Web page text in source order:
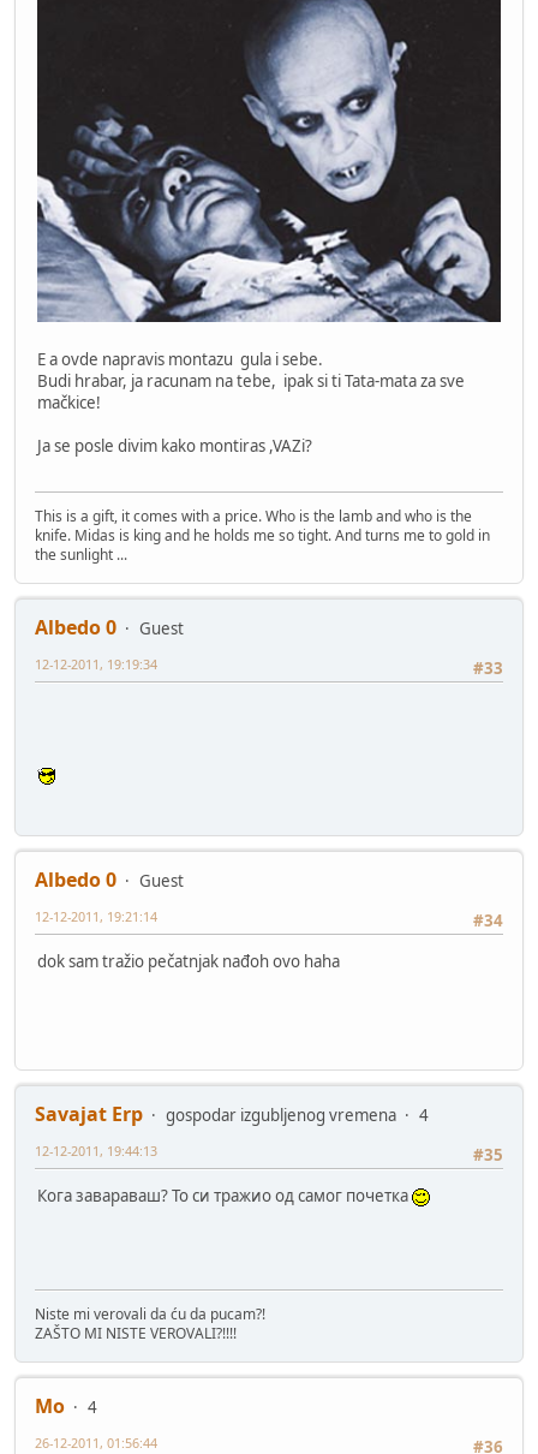
E a ovde napravis montazu gula i sebe.
Budi hrabar, ja racunam na tebe, ipak si ti Tata-mata za sve
mačkice!
Ja se posle divim kako montiras ,VAZi?
This is a gift, it comes with a price. Who is the lamb and who is the
knife. Midas is king and he holds me so tight. And turns me to gold in
the sunlight ...
Albedo 0
Guest
#33
12-12-2011, 19:19:34
Albedo 0
Guest
#34
12-12-2011, 19:21:14
dok sam tražio pečatnjak nađoh ovo haha
Savajat Erp gospodar izgubljenog vremena
4
#35
12-12-2011, 19:44:13
Кога завараваш? То си тражио од самог почетка
Niste mi verovali da ću da pucam?!
ZAŠTO MI NISTE VEROVALI?!!!!
Mo
4
#36
26-12-2011, 01:56:44